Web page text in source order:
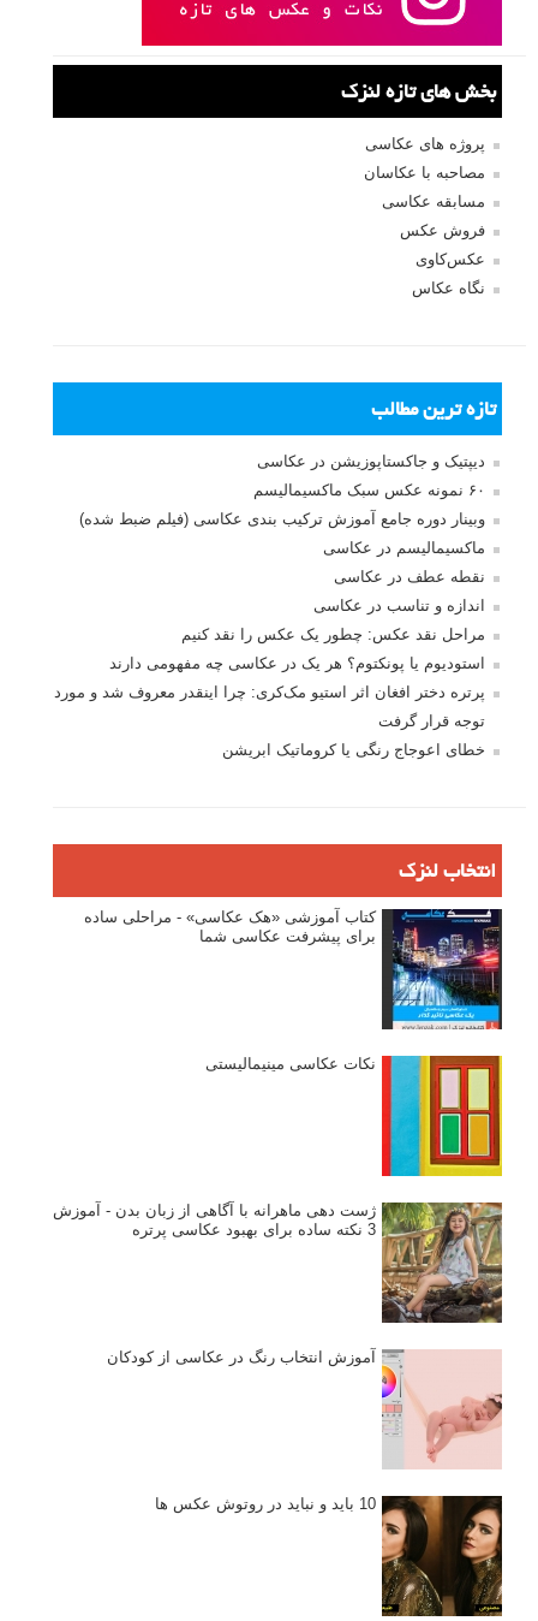
بخش های تازه لنزک
پروژه های عکاسی
مصاحبه با عکاسان
مسابقه عکاسی
فروش عکس
عکس‌کاوی
نگاه عکاس
تازه ترین مطالب
دیپتیک و جاکستا‌پوزیشن در عکاسی
۶۰ نمونه عکس سبک ماکسیمالیسم
وبینار دوره جامع آموزش ترکیب بندی عکاسی (فیلم ضبط شده)
ماکسیمالیسم در عکاسی
نقطه عطف در عکاسی
اندازه و تناسب در عکاسی
مراحل نقد عکس: چطور یک عکس را نقد کنیم
استودیوم یا پونکتوم؟ هر یک در عکاسی چه مفهومی دارند
پرتره دختر افغان اثر استیو مک‌کری: چرا اینقدر معروف شد و مورد
توجه قرار گرفت
خطای اعوجاج رنگی یا کروماتیک ابریشن
انتخاب لنزک
کتاب آموزشی «هک عکاسی» - مراحلی ساده
برای پیشرفت عکاسی شما
نکات عکاسی مینیمالیستی
ژست دهی ماهرانه با آگاهی از زبان بدن - آموزش
3 نکته ساده برای بهبود عکاسی پرتره
آموزش انتخاب رنگ در عکاسی از کودکان
10 باید و نباید در روتوش عکس ها